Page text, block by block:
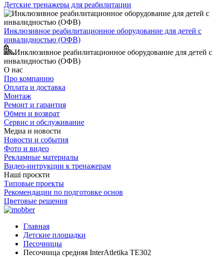
Детские тренажеры для реабилитации
Инклюзивное реабилитационное оборудование для детей с
инвалидностью (ОФВ)
Инклюзивное реабилитационное оборудование для детей с
инвалидностью (ОФВ)
О нас
Про компанию
Оплата и доставка
Монтаж
Ремонт и гарантия
Обмен и возврат
Сервис и обслуживание
Медиа и новости
Новости и события
Фото и видео
Рекламные материалы
Видео-интрукции к тренажерам
Наші проєкти
Типовые проекты
Рекомендации по подготовке основ
Цветовые решения
Главная
Детские площадки
Песочницы
Песочница средняя InterAtletika TE302